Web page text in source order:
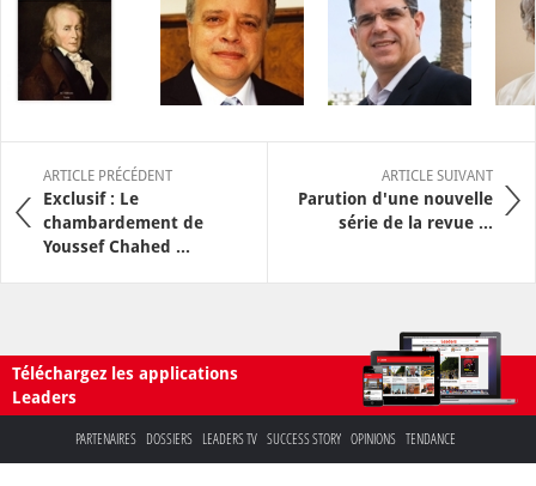
ARTICLE PRÉCÉDENT
Exclusif : Le
chambardement de
Youssef Chahed ...
ARTICLE SUIVANT
Parution d'une nouvelle
série de la revue ...
Téléchargez les applications
Leaders
PARTENAIRES DOSSIERS LEADERS TV SUCCESS STORY OPINIONS TENDANCE